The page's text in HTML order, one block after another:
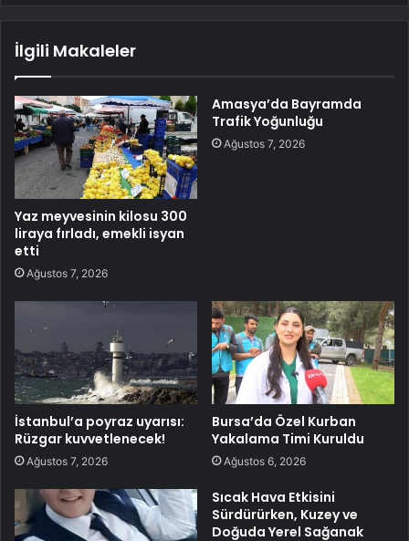
İlgili Makaleler
Yaz meyvesinin kilosu 300
liraya fırladı, emekli isyan
etti
Ağustos 7, 2026
Amasya’da Bayramda
Trafik Yoğunluğu
Ağustos 7, 2026
İstanbul’a poyraz uyarısı:
Rüzgar kuvvetlenecek!
Ağustos 7, 2026
Bursa’da Özel Kurban
Yakalama Timi Kuruldu
Ağustos 6, 2026
Sıcak Hava Etkisini
Sürdürürken, Kuzey ve
Doğuda Yerel Sağanak